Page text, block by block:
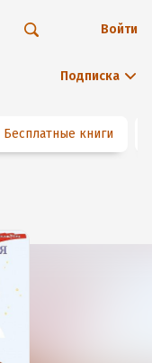
Подписка
Войти
Бесплатные книги